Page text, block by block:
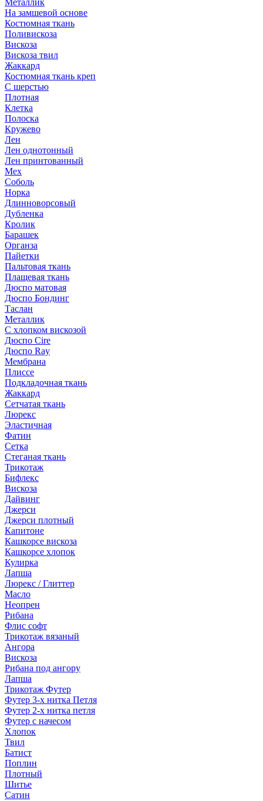
Металлик
На замшевой основе
Костюмная ткань
Поливискоза
Вискоза
Вискоза твил
Жаккард
Костюмная ткань креп
С шерстью
Плотная
Клетка
Полоска
Кружево
Лен
Лен однотонный
Лен принтованный
Мех
Соболь
Норка
Длинноворсовый
Дубленка
Кролик
Барашек
Органза
Пайетки
Пальтовая ткань
Плащевая ткань
Дюспо матовая
Дюспо Бондинг
Таслан
Металлик
С хлопком вискозой
Дюспо Cire
Дюспо Ray
Мембрана
Плиссе
Подкладочная ткань
Жаккард
Сетчатая ткань
Люрекс
Эластичная
Фатин
Сетка
Стеганая ткань
Трикотаж
Бифлекс
Вискоза
Дайвинг
Джерси
Джерси плотный
Капитоне
Кашкорсе вискоза
Кашкорсе хлопок
Кулирка
Лапша
Люрекс / Глиттер
Масло
Неопрен
Рибана
Флис софт
Трикотаж вязаный
Ангора
Вискоза
Рибана под ангору
Лапша
Трикотаж Футер
Футер 3-х нитка Петля
Футер 2-х нитка петля
Футер с начесом
Хлопок
Твил
Батист
Поплин
Плотный
Шитье
Сатин